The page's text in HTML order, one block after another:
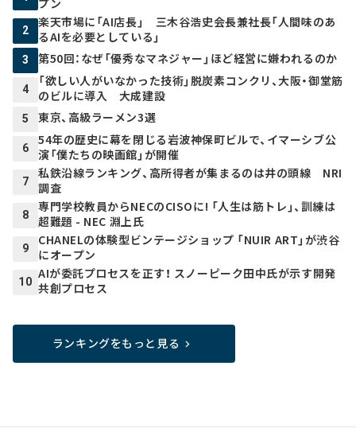
2
楽天市場に「AI店長」 三木谷浩史会長兼社長「人間味のあ
るAIを必要としている」
3 第50回：なぜ「優秀なマネジャー」ほど経営に嫌われるのか
4
「欲しい人がいなかった技術」脱炭素コンクリ、大阪・御堂筋
のビルに導入 大成建設
5 東京、高級ラーメン3選
6
54年の歴史に幕を閉じる岩波神保町ビルで、イマーシブ公
演「僕たちの映画館」が開催
7
私鉄沿線ランキング、高所得者が集まるのは井の頭線 NRI
調査
8
専門学校教員からNECのCISOに! 「人生は筋トレ」、訓練は
超難題 - NEC 淵上氏
9
CHANELの体験型ビンテージショップ 「NUIR ART」が渋谷
にオープン
10
AIが委託プロセスを正す！ スノーピーク田中氏が示す開発
共創プロセス
ランキングをもっと見る